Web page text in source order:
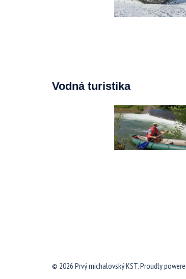
Vodná turistika
© 2026 Prvý michalovský KST. Proudly